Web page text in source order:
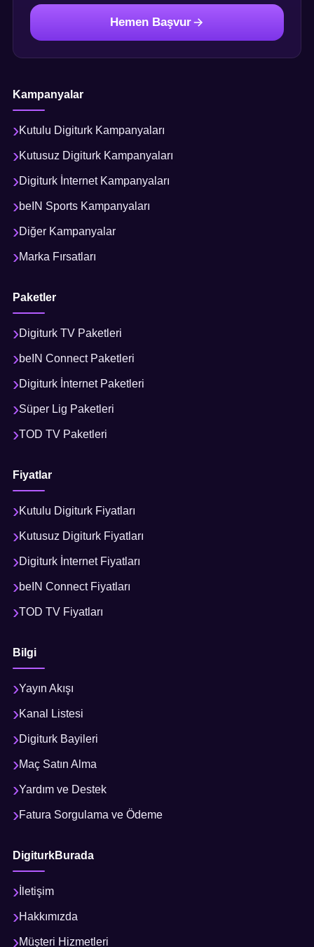
Hemen Başvur
Kampanyalar
Kutulu Digiturk Kampanyaları
Kutusuz Digiturk Kampanyaları
Digiturk İnternet Kampanyaları
beIN Sports Kampanyaları
Diğer Kampanyalar
Marka Fırsatları
Paketler
Digiturk TV Paketleri
beIN Connect Paketleri
Digiturk İnternet Paketleri
Süper Lig Paketleri
TOD TV Paketleri
Fiyatlar
Kutulu Digiturk Fiyatları
Kutusuz Digiturk Fiyatları
Digiturk İnternet Fiyatları
beIN Connect Fiyatları
TOD TV Fiyatları
Bilgi
Yayın Akışı
Kanal Listesi
Digiturk Bayileri
Maç Satın Alma
Yardım ve Destek
Fatura Sorgulama ve Ödeme
DigiturkBurada
İletişim
Hakkımızda
Müşteri Hizmetleri